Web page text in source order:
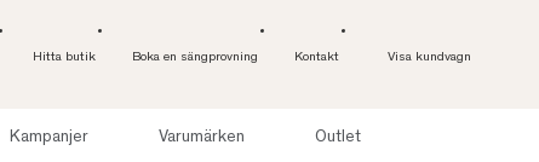
Hitta butik Boka en sängprovning Kontakt Visa kundvagn
Kampanjer Varumärken Outlet